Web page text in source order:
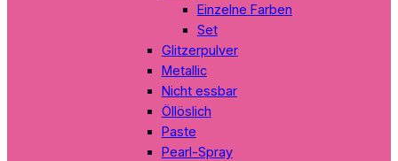
Einzelne Farben
Set
Glitzerpulver
Metallic
Nicht essbar
Öllöslich
Paste
Pearl-Spray